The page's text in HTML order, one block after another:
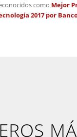
como Mejor
2017 por